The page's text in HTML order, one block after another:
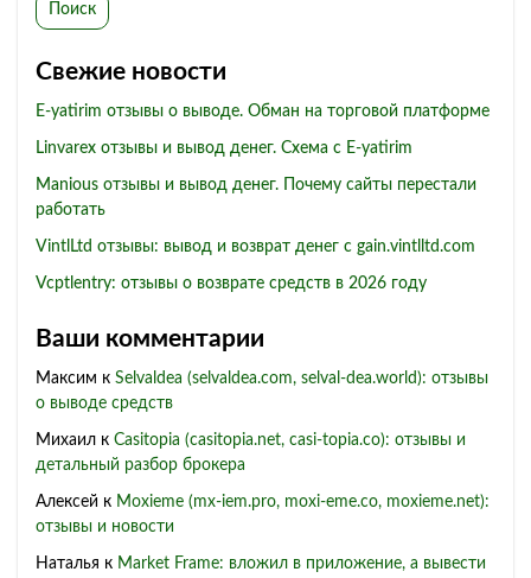
Поиск
Свежие новости
E-yatirim отзывы о выводе. Обман на торговой платформе
Linvarex отзывы и вывод денег. Схема с E-yatirim
Manious отзывы и вывод денег. Почему сайты перестали
работать
VintlLtd отзывы: вывод и возврат денег с gain.vintlltd.com
Vcptlentry: отзывы о возврате средств в 2026 году
Ваши комментарии
Максим к Selvaldea (selvaldea.com, selval-dea.world): отзывы
о выводе средств
Михаил к Casitopia (casitopia.net, casi-topia.co): отзывы и
детальный разбор брокера
Алексей к Moxieme (mx-iem.pro, moxi-eme.co, moxieme.net):
отзывы и новости
Наталья к Market Frame: вложил в приложение, а вывести